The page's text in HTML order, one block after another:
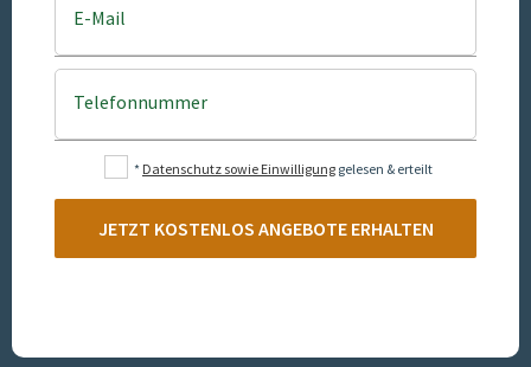
E-Mail
Telefonnummer
* Datenschutz sowie Einwilligung gelesen & erteilt
JETZT KOSTENLOS ANGEBOTE ERHALTEN